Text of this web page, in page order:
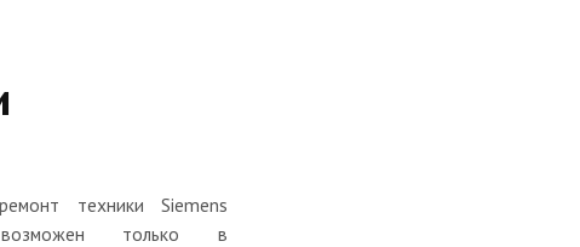
техники Siemens
только в